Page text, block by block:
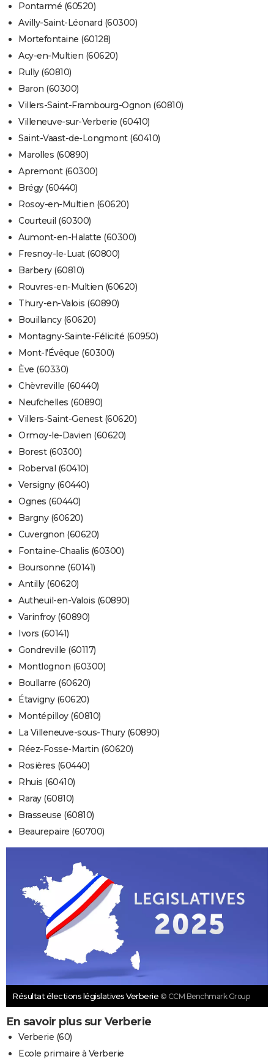
Pontarmé (60520)
Avilly-Saint-Léonard (60300)
Mortefontaine (60128)
Acy-en-Multien (60620)
Rully (60810)
Baron (60300)
Villers-Saint-Frambourg-Ognon (60810)
Villeneuve-sur-Verberie (60410)
Saint-Vaast-de-Longmont (60410)
Marolles (60890)
Apremont (60300)
Brégy (60440)
Rosoy-en-Multien (60620)
Courteuil (60300)
Aumont-en-Halatte (60300)
Fresnoy-le-Luat (60800)
Barbery (60810)
Rouvres-en-Multien (60620)
Thury-en-Valois (60890)
Bouillancy (60620)
Montagny-Sainte-Félicité (60950)
Mont-l'Évêque (60300)
Ève (60330)
Chèvreville (60440)
Neufchelles (60890)
Villers-Saint-Genest (60620)
Ormoy-le-Davien (60620)
Borest (60300)
Roberval (60410)
Versigny (60440)
Ognes (60440)
Bargny (60620)
Cuvergnon (60620)
Fontaine-Chaalis (60300)
Boursonne (60141)
Antilly (60620)
Autheuil-en-Valois (60890)
Varinfroy (60890)
Ivors (60141)
Gondreville (60117)
Montlognon (60300)
Boullarre (60620)
Étavigny (60620)
Montépilloy (60810)
La Villeneuve-sous-Thury (60890)
Réez-Fosse-Martin (60620)
Rosières (60440)
Rhuis (60410)
Raray (60810)
Brasseuse (60810)
Beaurepaire (60700)
Résultat élections législatives Verberie © CCM Benchmark Group
En savoir plus sur Verberie
Verberie (60)
Ecole primaire à Verberie